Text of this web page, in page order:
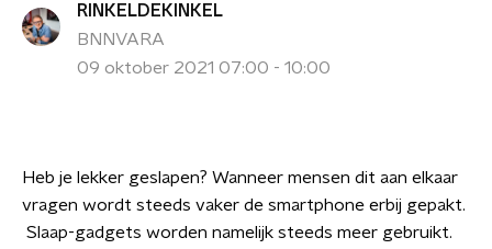
RINKELDEKINKEL
BNNVARA
09 oktober 2021 07:00 - 10:00
Heb je lekker geslapen? Wanneer mensen dit aan elkaar
vragen wordt steeds vaker de smartphone erbij gepakt.
Slaap-gadgets worden namelijk steeds meer gebruikt.